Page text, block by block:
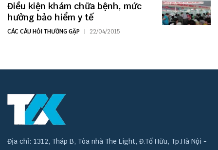
Điều kiện khám chữa bệnh, mức
hưởng bảo hiểm y tế
CÁC CÂU HỎI THƯỜNG GẶP 22/04/2015
Địa chỉ: 1312, Tháp B, Tòa nhà The Light, Đ.Tố Hữu, Tp.Hà Nội -